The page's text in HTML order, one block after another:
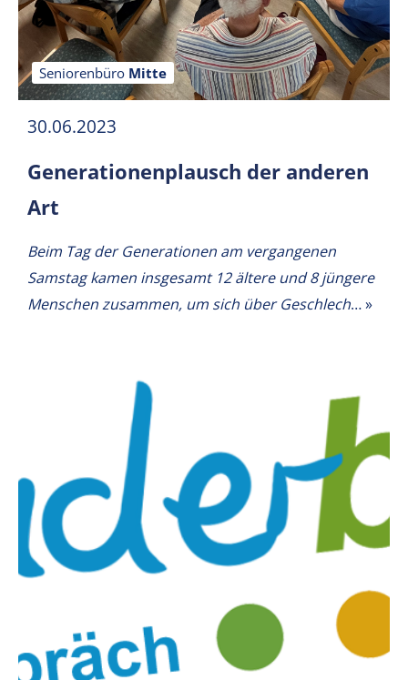
Seniorenbüro Mitte
30.06.2023
Generationenplausch der anderen
Art
Beim Tag der Generationen am vergangenen
Samstag kamen insgesamt 12 ältere und 8 jüngere
Menschen zusammen, um sich über Geschlech…»